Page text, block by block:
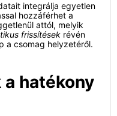
integrálja egyetlen
hozzáférhet a
attól, melyik
frissítések révén
a csomag helyzetéről.
hatékony